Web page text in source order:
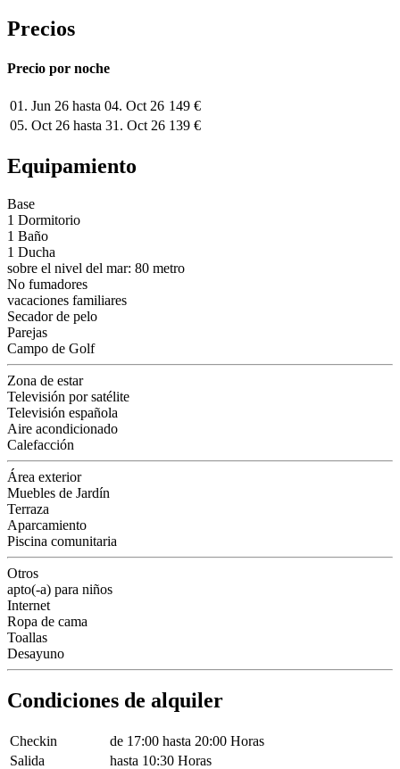
Precios
Precio por noche
01. Jun 26 hasta 04. Oct 26 149 €
05. Oct 26 hasta 31. Oct 26 139 €
Equipamiento
Base
1 Dormitorio
1 Baño
1 Ducha
sobre el nivel del mar: 80 metro
No fumadores
vacaciones familiares
Secador de pelo
Parejas
Campo de Golf
Zona de estar
Televisión por satélite
Televisión española
Aire acondicionado
Calefacción
Área exterior
Muebles de Jardín
Terraza
Aparcamiento
Piscina comunitaria
Otros
apto(-a) para niños
Internet
Ropa de cama
Toallas
Desayuno
Condiciones de alquiler
Checkin
de 17:00 hasta 20:00 Horas
Salida
hasta 10:30 Horas